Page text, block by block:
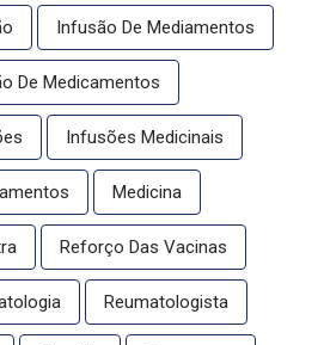
Infusão De Mediamentos
De Medicamentos
Infusões Medicinais
Medicina
Reforço Das Vacinas
Reumatologista